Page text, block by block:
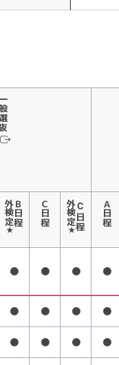
抜
Ｂ日程
外検定
★
Ｃ日程 C日程
外検定
★
Ａ日程
● ● ● ●
● ● ● ●
● ● ● ●